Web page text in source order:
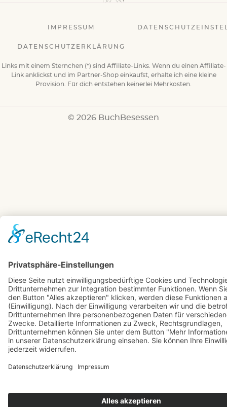
IMPRESSUM
DATENSCHUTZERKLÄRUNG
Links mit einem Sternchen (*) sind Affiliate-Links. Wenn du einen Affiliate-
Link anklickst und im Partner-Shop einkaufst, erhalte ich eine kleine
Provision. Für dich entstehen keinerlei Mehrkosten.
© 2026 BuchBesessen